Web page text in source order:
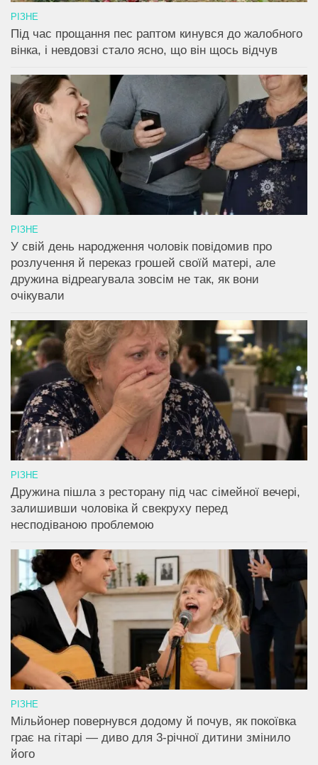
РІЗНЕ
Під час прощання пес раптом кинувся до жалобного
вінка, і невдовзі стало ясно, що він щось відчув
РІЗНЕ
У свій день народження чоловік повідомив про
розлучення й переказ грошей своїй матері, але
дружина відреагувала зовсім не так, як вони
очікували
РІЗНЕ
Дружина пішла з ресторану під час сімейної вечері,
залишивши чоловіка й свекруху перед
несподіваною проблемою
РІЗНЕ
Мільйонер повернувся додому й почув, як покоївка
грає на гітарі — диво для 3-річної дитини змінило
його